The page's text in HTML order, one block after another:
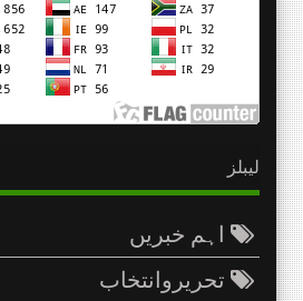
لیبلز
اہم خبریں
تحریروانتخاب